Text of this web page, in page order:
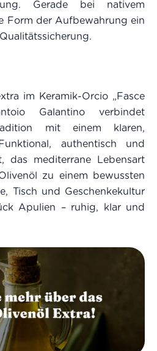
Gerade bei nativem
Form der Aufbewahrung ein
im Keramik-Orcio „Fasce
Galantino verbindet
mit einem klaren,
authentisch und
das mediterrane Lebensart
zu einem bewussten
Tisch und Geschenkekultur
Apulien – ruhig, klar und